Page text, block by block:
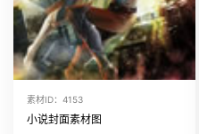
该美工上传了小说封面素材图
该美工上传了小说封面素材图
该美工上传了小说封面素材图
该美工上传了
小说封面素材图
素材ID：4153
小说封面素材图